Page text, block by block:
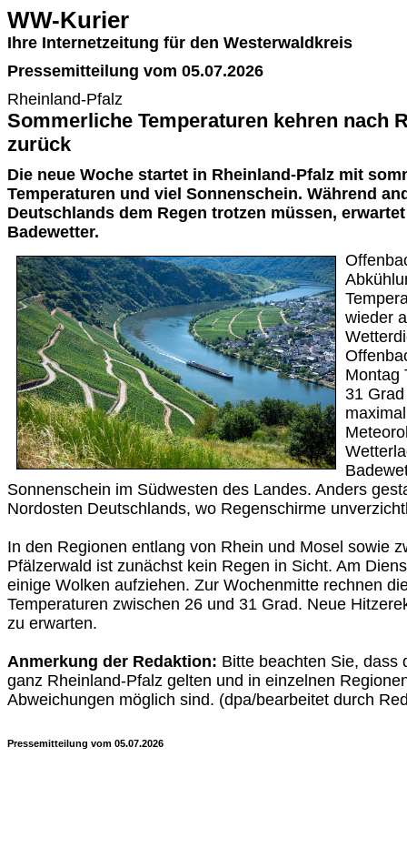
WW-Kurier
Ihre Internetzeitung für den Westerwaldkreis
Pressemitteilung vom 05.07.2026
Rheinland-Pfalz
Sommerliche Temperaturen kehren nach
zurück
Die neue Woche startet in Rheinland-Pfalz mit
Temperaturen und viel Sonnenschein. Während
Deutschlands dem Regen trotzen müssen,
Badewetter.
wieder
Montag
31
Sonnenschein im Südwesten des Landes. Anders
Nordosten Deutschlands, wo Regenschirme
In den Regionen entlang von Rhein und Mosel sowie
Pfälzerwald ist zunächst kein Regen in Sicht. Am
einige Wolken aufziehen. Zur Wochenmitte rechnen
Temperaturen zwischen 26 und 31 Grad. Neue
zu erwarten.
Anmerkung der Redaktion: Bitte beachten Sie, dass
ganz Rheinland-Pfalz gelten und in einzelnen
Abweichungen möglich sind. (dpa/bearbeitet durch
Pressemitteilung vom 05.07.2026